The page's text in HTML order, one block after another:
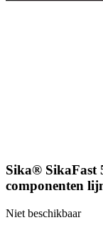
Sika® SikaFast
componenten
Niet beschikbaar